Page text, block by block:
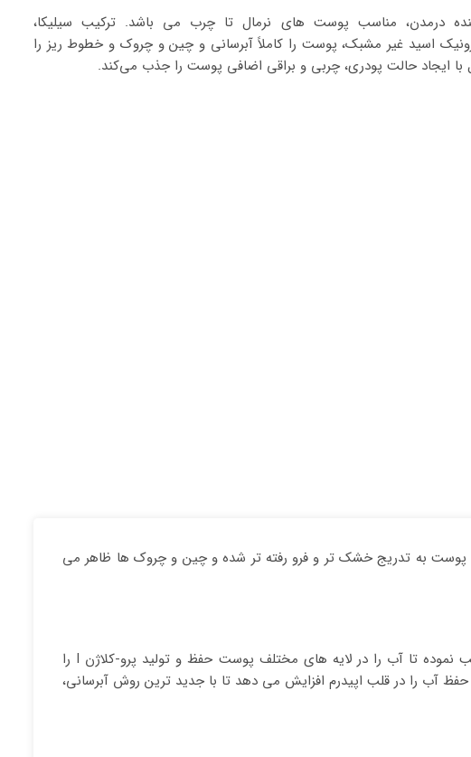
درمدن، مناسب پوست های نرمال تا چرب می باشد. ترکیب سیلیکا،
اسید غیر مشبک، پوست را کاملاً آبرسانی و چین و چروک و خطوط ریز را
ایجاد حالت پودری، چربی و براقی اضافی پوست را جذب می‌کند.
به صورت سالانه از سن 40 سالگی کاهش می باید. در نتیجه، پوست به تدریج خشک تر و فرو رفته تر شده و چین و چروک ها ظاهر می
این کنسانتره مرطوب کننده قوی مانند یک ضدچروک فاقد سوزن، هیالورونیک اسید را با ساختار های مولکولی متفاوت ترکیب نموده تا آب را در لایه های مختلف پوست حفظ و تولید پرو-کلاژن I را
آب را در قلب اپیدرم افزایش می دهد تا با جدید ترین روش آبرسانی،